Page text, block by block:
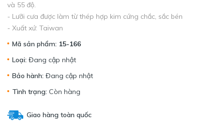
và 55 độ.
- Lưỡi cưa được làm từ thép hợp kim cứng chắc, sắc bén
- Xuất xứ: Taiwan
Mã sản phẩm: 15-166
Loại: Đang cập nhật
Bảo hành: Đang cập nhật
Tình trạng: Còn hàng
Giao hàng toàn quốc